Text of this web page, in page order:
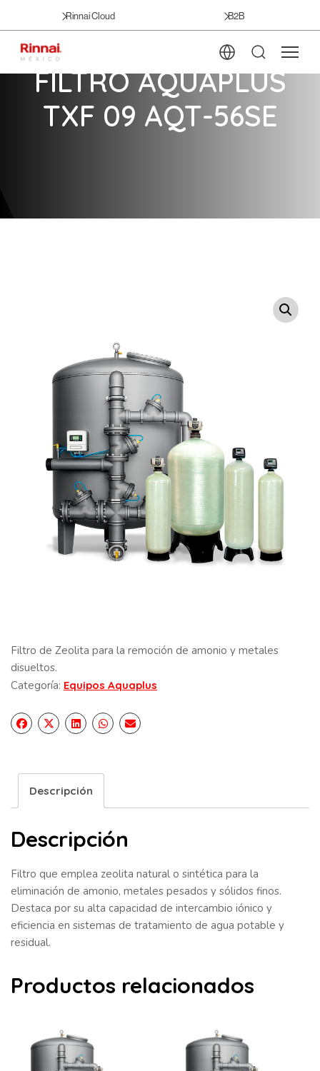
Rinnai Cloud B2B
FILTRO AQUAPLUS
TXF 09 AQT-56SE
Filtro de Zeolita para la remoción de amonio y metales
disueltos.
Categoría: Equipos Aquaplus
Descripción
Descripción
Filtro que emplea zeolita natural o sintética para la
eliminación de amonio, metales pesados y sólidos finos.
Destaca por su alta capacidad de intercambio iónico y
eficiencia en sistemas de tratamiento de agua potable y
residual.
Productos relacionados